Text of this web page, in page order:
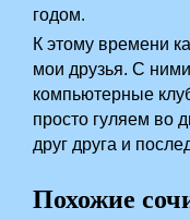
годом.
К этому времени
мои друзья. С
компьютерные
просто гуляем во
друг друга и
Похожие